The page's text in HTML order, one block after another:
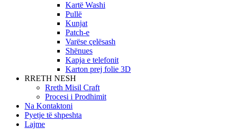
Kartë Washi
Pullë
Kunjat
Patch-e
Varëse çelësash
Shënues
Kapja e telefonit
Karton prej folie 3D
RRETH NESH
Rreth Misil Craft
Procesi i Prodhimit
Na Kontaktoni
Pyetje të shpeshta
Lajme